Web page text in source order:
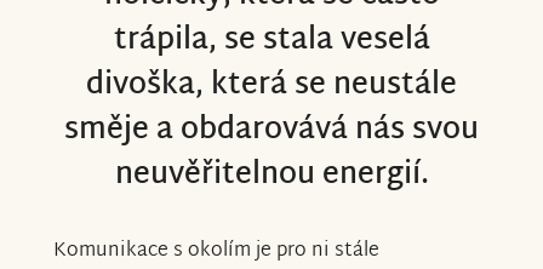
trápila, se stala veselá
divoška, která se neustále
směje a obdarovává nás svou
neuvěřitelnou energií.
Komunikace s okolím je pro ni stále